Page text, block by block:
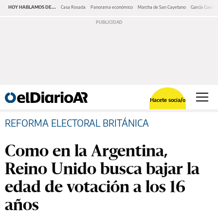
HOY HABLAMOS DE... Casa Rosada Panorama económico Marcha de San Cayetano García Cuerva
Hacete socia/o
REFORMA ELECTORAL BRITÁNICA
Como en la Argentina,
Reino Unido busca bajar la
edad de votación a los 16
años